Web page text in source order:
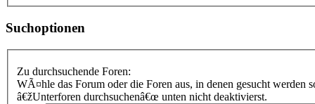
Suchoptionen
Zu durchsuchende Foren:
WÃ¤hle das Forum oder die Foren aus, in denen gesucht
â€žUnterforen durchsuchenâ€œ unten nicht deaktivierst.